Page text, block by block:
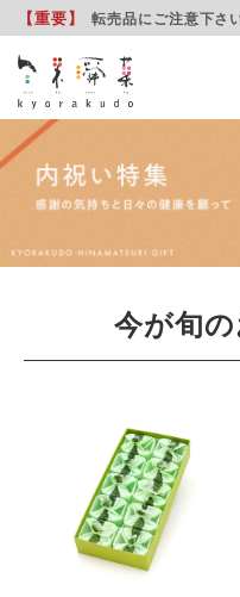
【重要】 転売品にご注意下さ
今が旬